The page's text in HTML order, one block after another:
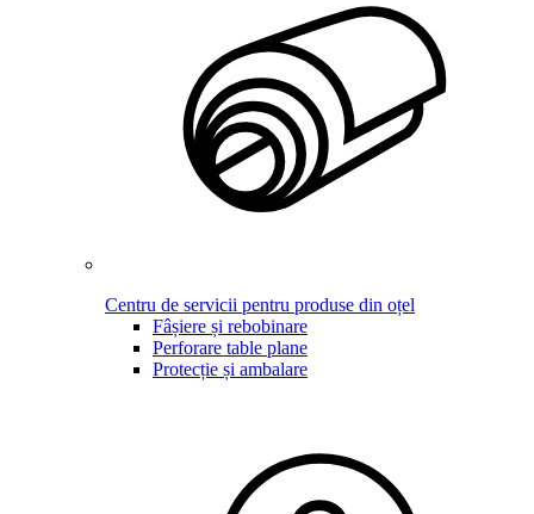
Centru de servicii pentru produse din oțel
Fâșiere și rebobinare
Perforare table plane
Protecție și ambalare